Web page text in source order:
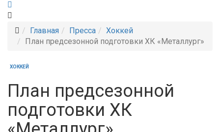
Главная Пресса
Хоккей
План предсезонной подготовки ХК «Металлург»
ХОККЕЙ
План предсезонной
подготовки ХК